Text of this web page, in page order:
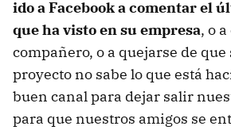
ido a Facebook a comentar el
que ha visto en su empresa, o
compañero, o a quejarse de
proyecto no sabe lo que está
buen canal para dejar salir
para que nuestros amigos se